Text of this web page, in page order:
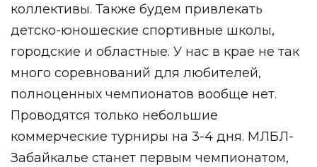
коллективы. Также будем привлекать
детско-юношеские спортивные школы,
городские и областные. У нас в крае не так
много соревнований для любителей,
полноценных чемпионатов вообще нет.
Проводятся только небольшие
коммерческие турниры на 3-4 дня. МЛБЛ-
Забайкалье станет первым чемпионатом,